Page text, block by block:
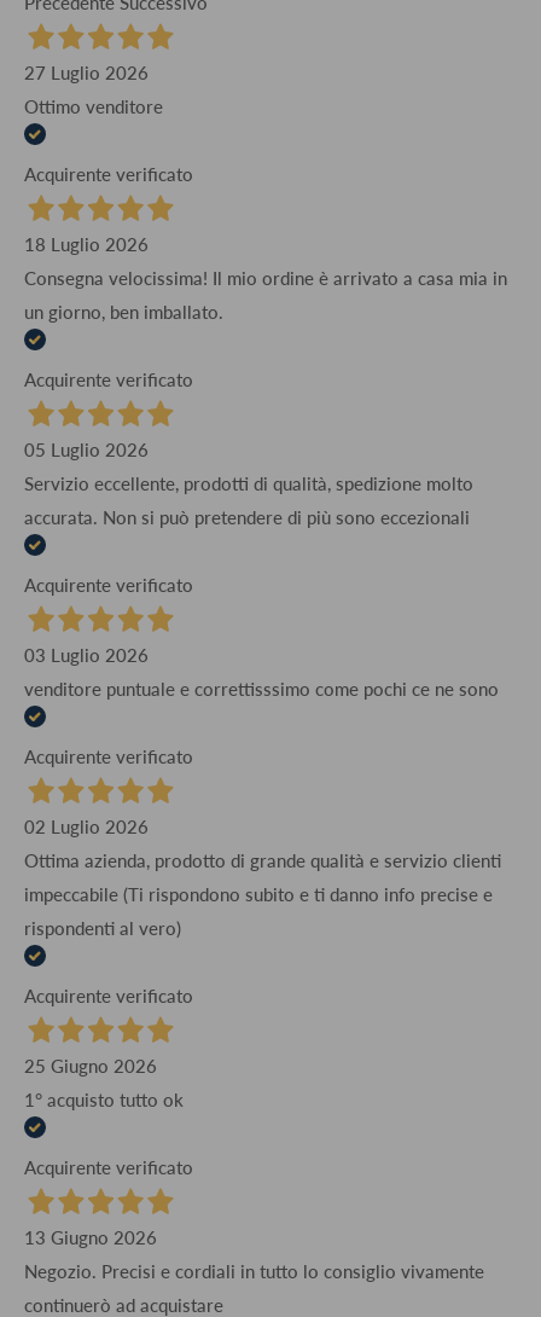
27 Luglio 2026
Ottimo venditore
Acquirente verificato
18 Luglio 2026
Consegna velocissima! Il mio ordine è arrivato a casa mia in
un giorno, ben imballato.
Acquirente verificato
05 Luglio 2026
Servizio eccellente, prodotti di qualità, spedizione molto
accurata. Non si può pretendere di più sono eccezionali
Acquirente verificato
03 Luglio 2026
venditore puntuale e correttisssimo come pochi ce ne sono
Acquirente verificato
02 Luglio 2026
Ottima azienda, prodotto di grande qualità e servizio clienti
impeccabile (Ti rispondono subito e ti danno info precise e
rispondenti al vero)
Acquirente verificato
25 Giugno 2026
1° acquisto tutto ok
Acquirente verificato
13 Giugno 2026
Negozio. Precisi e cordiali in tutto lo consiglio vivamente
continuerò ad acquistare